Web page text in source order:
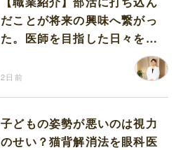
だことが将来の興味へ繋がっ
た。医師を目指した日々を振
2日前
子どもの姿勢が悪いのは視力
のせい？猫背解消法を眼科医